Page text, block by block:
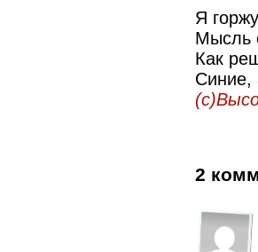
Я
Мысль
Как
Синие,
2